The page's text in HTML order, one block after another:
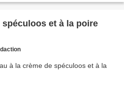
élaborées à la maison. Nous sommes
des recettes et photos, et Christie
les articles et les photos et
réseaux sociaux. Abonnez-vous pour ne
resteront strictement confidentiels.
spéculoos et à la poire